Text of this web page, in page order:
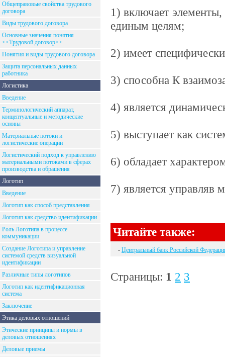
Общеправовые свойства трудового
договора
Виды трудового договора
Основные значения понятия
<<Трудовой договор>>
Понятия и виды трудового договора
Защита персональных данных
работника
Логистика
Введение
Терминологический аппарат,
концептуальные и методические
основы
Материальные потоки и
логистические операции
Логистический подход к управлению
материальными потоками в сферах
производства и обращения
Логотип
Введение
Логотип как способ представления
Логотип как средство идентификации
Роль Логотипа в процессе
коммуникации
Создание Логотипа и управление
системой средств визуальной
идентификации
Различные типы логотипов
Логотип как идентификационная
система
Заключение
Этика деловых отношений
Этические принципы и нормы в
деловых отношениях
Деловые приемы
1) включает
единым целям;
2) имеет
3) способна К
4) является
5) выступает как
6) обладает
7) является управляв
Читайте также:
- Центральный банк Российской
Страницы: 1 2 3